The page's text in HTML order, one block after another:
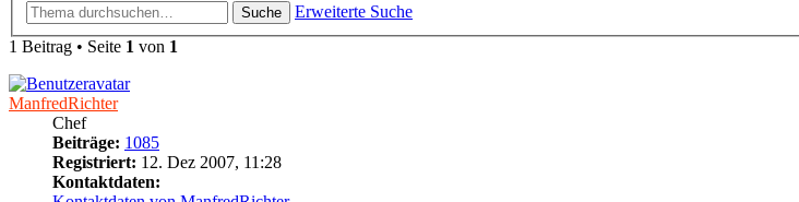
Suche
Erweiterte Suche
1 Beitrag • Seite 1 von 1
ManfredRichter
Chef
Beiträge: 1085
Registriert: 12. Dez 2007, 11:28
Kontaktdaten: